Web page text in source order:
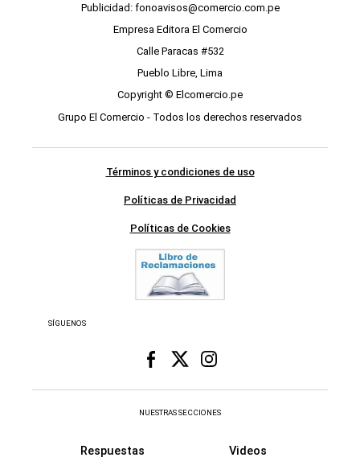
Publicidad: fonoavisos@comercio.com.pe
Empresa Editora El Comercio
Calle Paracas #532
Pueblo Libre, Lima
Copyright © Elcomercio.pe
Grupo El Comercio - Todos los derechos reservados
Términos y condiciones de uso
Políticas de Privacidad
Políticas de Cookies
SÍGUENOS
NUESTRAS SECCIONES
Respuestas Videos